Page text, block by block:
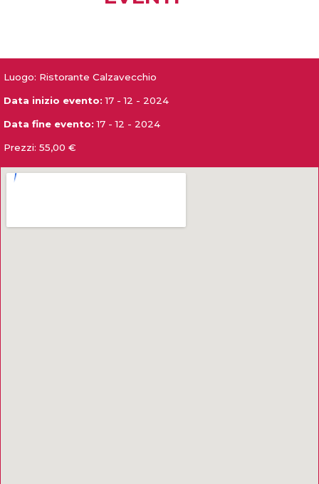
Luogo: Ristorante Calzavecchio
Data inizio evento: 17 - 12 - 2024
Data fine evento:17 - 12 - 2024
Prezzi: 55,00 €